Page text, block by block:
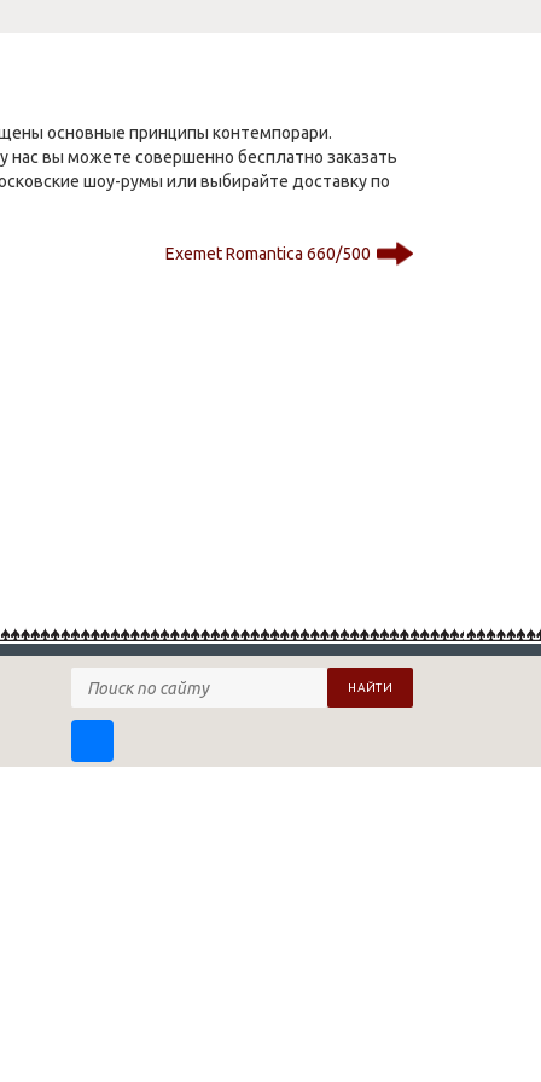
основные принципы контемпорари.
нас вы можете совершенно бесплатно заказать
шоу-румы или выбирайте доставку по
Exemet Romantica 660/500
НАЙТИ